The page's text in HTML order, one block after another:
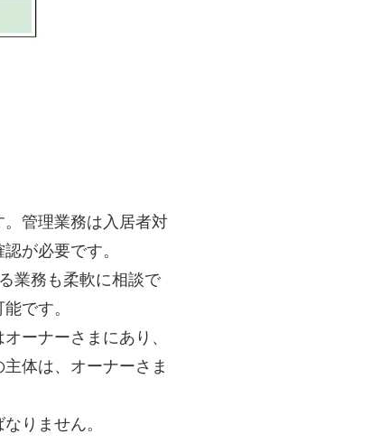
管理業務は入居者対
が必要です。
業務も柔軟に相談で
です。
ーナーさまにあり、
体は、オーナーさま
りません。